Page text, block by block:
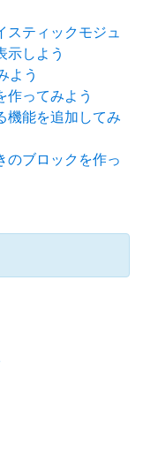
スティックモジュ
示しよう
よう
作ってみよう
機能を追加してみ
のブロックを作っ